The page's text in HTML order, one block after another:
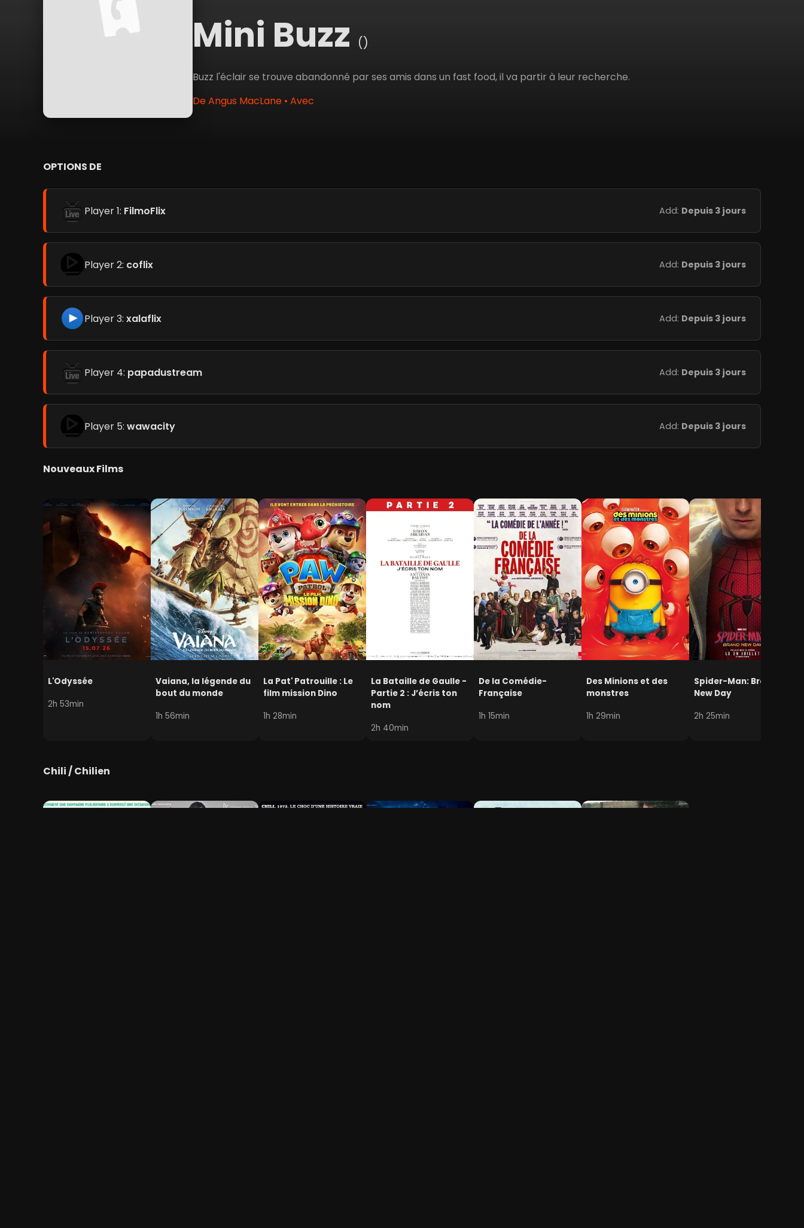
Mini Buzz ()
Buzz l'éclair se trouve abandonné par ses amis dans un fast food, il va partir à leur recherche.
De Angus MacLane • Avec
OPTIONS DE
Player 1: FilmoFlix Add: Depuis 3 jours
Player 2: coflix Add: Depuis 3 jours
Player 3: xalaflix Add: Depuis 3 jours
Player 4: papadustream Add: Depuis 3 jours
Player 5: wawacity Add: Depuis 3 jours
Nouveaux Films
L'Odyssée
2h 53min
Vaiana, la légende du
bout du monde
1h 56min
La Pat' Patrouille : Le
film mission Dino
1h 28min
La Bataille de Gaulle -
Partie 2 : J’écris ton
nom
2h 40min
De la Comédie-
Française
1h 15min
Des Minions et des
monstres
1h 29min
Spider-Man: Brand
New Day
2h 25min
Chili / Chilien